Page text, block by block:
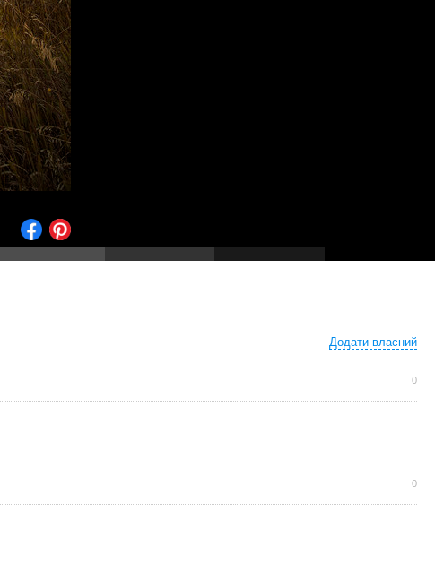
Додати власний
0
0